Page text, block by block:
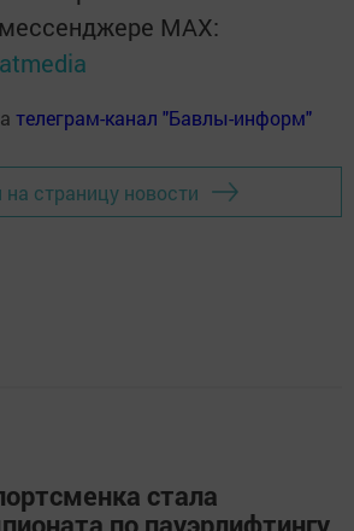
MАХ:
телеграм-канал "Бавлы-информ"
на страницу новости
стала